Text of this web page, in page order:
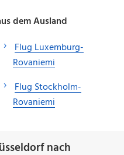
dem Ausland
Flug Luxemburg-
Rovaniemi
Flug Stockholm-
Rovaniemi
nach